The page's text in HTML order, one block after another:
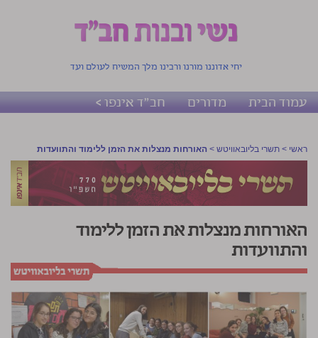
יחי אדוננו מורנו ורבינו מלך המשיח לעולם ועד
עמוד הבית מדורים חב"ד אינפו >
ראשי > תשרי בליובאוויטש > האורחות מנצלות את הזמן ללימוד והתוועדות
האורחות מנצלות את הזמן ללימוד
והתוועדות